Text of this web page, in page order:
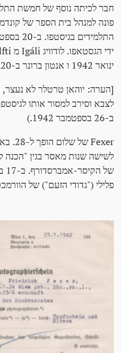
חבר לכיתה נוסף של חמשת
פונה למנהל בית הספר של
ינואר 1942 ו אנטון ברונר ב-20. ינואר 1942 נעצר.
[הערה: יוהאן טרטלר לא
לצבא וסירב למסור אותו
ב-26 בספטמבר 1942.)
לשישה שנות מאסר בגין "הכנה
פלילי ("גדודי הזעם") של